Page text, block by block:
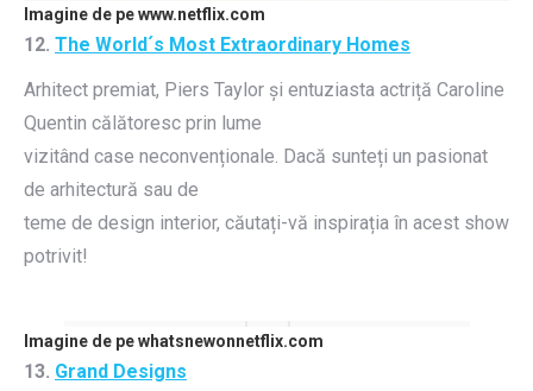
Imagine de pe www.netflix.com
12. The World´s Most Extraordinary Homes
Arhitect premiat, Piers Taylor și entuziasta actriță Caroline
Quentin călătoresc prin lume
vizitând case neconvenționale. Dacă sunteți un pasionat
de arhitectură sau de
teme de design interior, căutați-vă inspirația în acest show
potrivit!
Imagine de pe whatsnewonnetflix.com
13. Grand Designs